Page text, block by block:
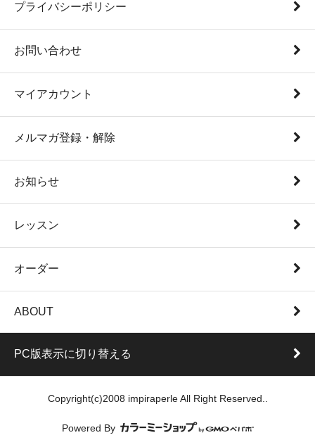
プライバシーポリシー
お問い合わせ
マイアカウント
メルマガ登録・解除
お知らせ
レッスン
オーダー
ABOUT
PC版表示に切り替える
Copyright(c)2008 impiraperle All Right Reserved..
Powered By